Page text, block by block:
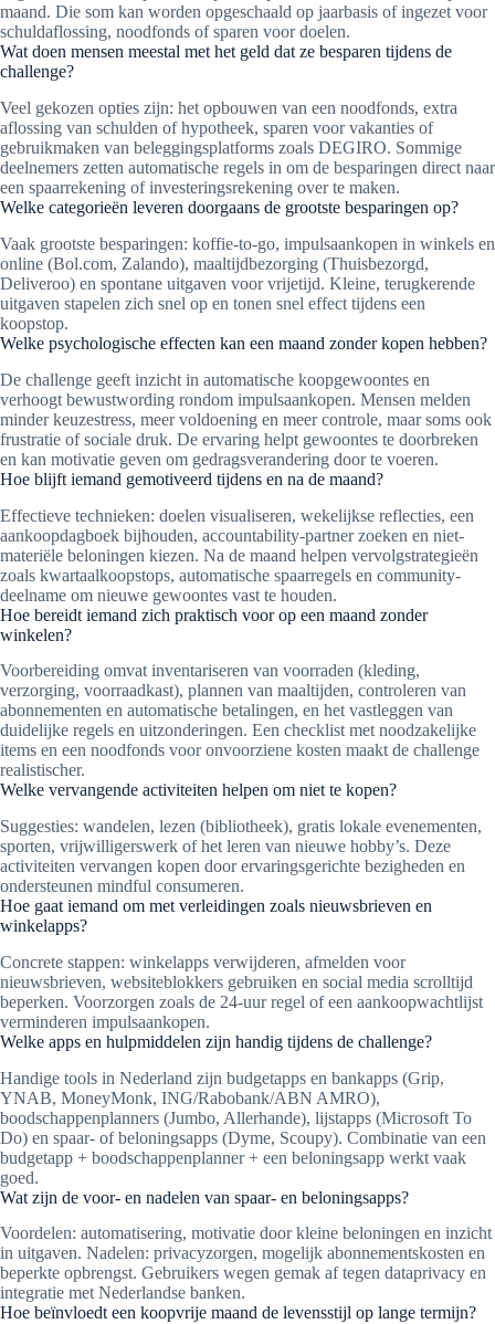
maand. Die som kan worden opgeschaald op jaarbasis of ingezet voor
schuldaflossing, noodfonds of sparen voor doelen.
Wat doen mensen meestal met het geld dat ze besparen tijdens de
challenge?
Veel gekozen opties zijn: het opbouwen van een noodfonds, extra
aflossing van schulden of hypotheek, sparen voor vakanties of
gebruikmaken van beleggingsplatforms zoals DEGIRO. Sommige
deelnemers zetten automatische regels in om de besparingen direct naar
een spaarrekening of investeringsrekening over te maken.
Welke categorieën leveren doorgaans de grootste besparingen op?
Vaak grootste besparingen: koffie-to-go, impulsaankopen in winkels en
online (Bol.com, Zalando), maaltijdbezorging (Thuisbezorgd,
Deliveroo) en spontane uitgaven voor vrijetijd. Kleine, terugkerende
uitgaven stapelen zich snel op en tonen snel effect tijdens een
koopstop.
Welke psychologische effecten kan een maand zonder kopen hebben?
De challenge geeft inzicht in automatische koopgewoontes en
verhoogt bewustwording rondom impulsaankopen. Mensen melden
minder keuzestress, meer voldoening en meer controle, maar soms ook
frustratie of sociale druk. De ervaring helpt gewoontes te doorbreken
en kan motivatie geven om gedragsverandering door te voeren.
Hoe blijft iemand gemotiveerd tijdens en na de maand?
Effectieve technieken: doelen visualiseren, wekelijkse reflecties, een
aankoopdagboek bijhouden, accountability-partner zoeken en niet-
materiële beloningen kiezen. Na de maand helpen vervolgstrategieën
zoals kwartaalkoopstops, automatische spaarregels en community-
deelname om nieuwe gewoontes vast te houden.
Hoe bereidt iemand zich praktisch voor op een maand zonder
winkelen?
Voorbereiding omvat inventariseren van voorraden (kleding,
verzorging, voorraadkast), plannen van maaltijden, controleren van
abonnementen en automatische betalingen, en het vastleggen van
duidelijke regels en uitzonderingen. Een checklist met noodzakelijke
items en een noodfonds voor onvoorziene kosten maakt de challenge
realistischer.
Welke vervangende activiteiten helpen om niet te kopen?
Suggesties: wandelen, lezen (bibliotheek), gratis lokale evenementen,
sporten, vrijwilligerswerk of het leren van nieuwe hobby’s. Deze
activiteiten vervangen kopen door ervaringsgerichte bezigheden en
ondersteunen mindful consumeren.
Hoe gaat iemand om met verleidingen zoals nieuwsbrieven en
winkelapps?
Concrete stappen: winkelapps verwijderen, afmelden voor
nieuwsbrieven, websiteblokkers gebruiken en social media scrolltijd
beperken. Voorzorgen zoals de 24-uur regel of een aankoopwachtlijst
verminderen impulsaankopen.
Welke apps en hulpmiddelen zijn handig tijdens de challenge?
Handige tools in Nederland zijn budgetapps en bankapps (Grip,
YNAB, MoneyMonk, ING/Rabobank/ABN AMRO),
boodschappenplanners (Jumbo, Allerhande), lijstapps (Microsoft To
Do) en spaar- of beloningsapps (Dyme, Scoupy). Combinatie van een
budgetapp + boodschappenplanner + een beloningsapp werkt vaak
goed.
Wat zijn de voor- en nadelen van spaar- en beloningsapps?
Voordelen: automatisering, motivatie door kleine beloningen en inzicht
in uitgaven. Nadelen: privacyzorgen, mogelijk abonnementskosten en
beperkte opbrengst. Gebruikers wegen gemak af tegen dataprivacy en
integratie met Nederlandse banken.
Hoe beïnvloedt een koopvrije maand de levensstijl op lange termijn?